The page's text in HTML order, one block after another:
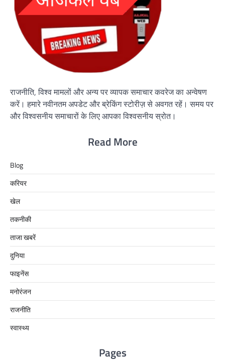
राजनीति, विश्व मामलों और अन्य पर व्यापक समाचार कवरेज का अन्वेषण
करें। हमारे नवीनतम अपडेट और ब्रेकिंग स्टोरीज़ से अवगत रहें। समय पर
और विश्वसनीय समाचारों के लिए आपका विश्वसनीय स्रोत।
Read More
Blog
करियर
खेल
तकनीकी
ताजा खबरें
दुनिया
फाइनेंस
मनोरंजन
राजनीति
स्वास्थ्य
Pages